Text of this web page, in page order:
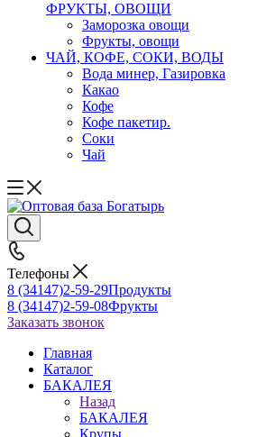
ФРУКТЫ, ОВОЩИ
Заморозка овощи
Фрукты, овощи
ЧАЙ, КОФЕ, СОКИ, ВОДЫ
Вода минер, Газировка
Какао
Кофе
Кофе пакетир.
Соки
Чай
Телефоны
8 (34147)2-59-29Продукты
8 (34147)2-59-08Фрукты
Заказать звонок
Главная
Каталог
БАКАЛЕЯ
Назад
БАКАЛЕЯ
Крупы